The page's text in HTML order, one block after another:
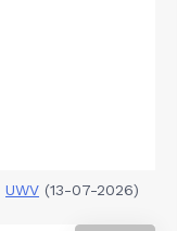
UWV (13-07-2026)